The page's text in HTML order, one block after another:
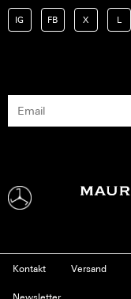
IG FB X L
Kontakt Versand
Newsletter